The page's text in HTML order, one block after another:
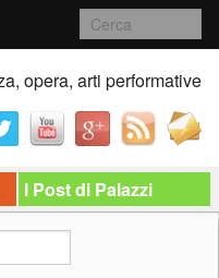
opera, arti performative
I Post di Palazzi